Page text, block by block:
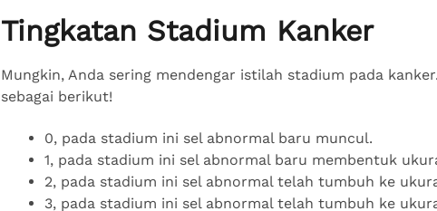
Tingkatan Stadium Kanker
Mungkin, Anda sering mendengar istilah stadium pada
sebagai berikut!
0, pada stadium ini sel abnormal baru muncul.
1, pada stadium ini sel abnormal baru membentuk
2, pada stadium ini sel abnormal telah tumbuh ke
3, pada stadium ini sel abnormal telah tumbuh ke